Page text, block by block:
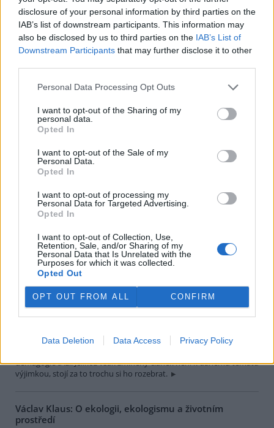
disclosure of your personal information by third parties on the
IAB’s list of downstream participants. This information may
also be disclosed by us to third parties on the IAB’s List of
Downstream Participants that may further disclose it to other
Personal Data Processing Opt Outs
I want to opt-out of the Sharing of my
personal data.
Opted In
I want to opt-out of the Sale of my
Personal Data.
Opted In
I want to opt-out of processing my
Personal Data for Targeted Advertising.
Opted In
I want to opt-out of Collection, Use,
Retention, Sale, and/or Sharing of my
Personal Data that Is Unrelated with the
Purposes for which it was collected.
Opted Out
OPT OUT FROM ALL CONFIRM
Data Deletion Data Access Privacy Policy
přesvědčen, že jde vždy a všem jen o zájmy, i když je někdy skrývají
za hesla o dobru, demokracii, svobodě atd. Dovolte mi ale abych
předeslal, že diskuse o ekologické problematice nepovažuji jen za
předvolební záležitost a věc jednohočlánkuv sobotní příloze
Lidových novin. Dokonce se domnívám, že se jedná o projev
zásadního sporu a samu podstatu a směřování naší civilizace,
případně o nutnost její zásadní změny.
Jiří Trhlík: Scestná podoba reformy veřejné správy
27.2.2002
Je s podivem, nakolik stranou pozornosti zůstávají závažné
systémové nedostatky probíhající reformy veřejné správy.
Fatálního pochybení se před časem dopustil parlament schválením
tzv. smíšeného modelu veřejné správy. Přitom země Evropské unie
samosprávy k zajištění odborně fundovaného a nezávislého
výkonu státní správy. Propojování samosprávy se státní správou
zvyšuje riziko střetů zájmů a nátlaku na úředníky. Stačí se například
Radek Batelka: Země na prodej
24.2.2002
V Lidových novinách vyšel v sobotu 9. února nejapnýčlánek s
názvem "Přírodu ochrání trh". Nestál by za tolik slov, kdyby jeho
autorem nebyl člověk, který má hájit zájmy veřejnosti v
zastupitelském sboru - předseda Poslanecké sněmovny a ODS
čtenáři jsou duševně retardovaní jedinci bez paměti. Jinak si totiž
demagogie a lži. Jelikož však zmíněný článek není k danému tématu
výjimkou, stojí za to trochu si ho rozebrat.
Václav Klaus: O ekologii, ekologismu a životním
prostředí